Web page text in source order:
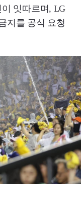
잇따르며, LG
지를 공식 요청